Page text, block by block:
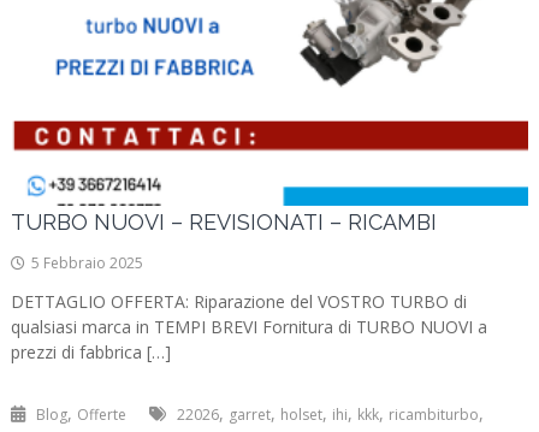
TURBO NUOVI – REVISIONATI – RICAMBI
5 Febbraio 2025
DETTAGLIO OFFERTA: Riparazione del VOSTRO TURBO di
qualsiasi marca in TEMPI BREVI Fornitura di TURBO NUOVI a
prezzi di fabbrica […]
Blog, Offerte 22026, garret, holset, ihi, kkk, ricambiturbo,